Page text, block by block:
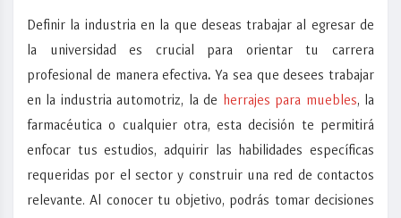
Definir la industria en la que deseas trabajar al egresar de
la universidad es crucial para orientar tu carrera
profesional de manera efectiva. Ya sea que desees trabajar
en la industria automotriz, la de
herrajes para muebles, la
farmacéutica o cualquier otra, esta decisión te permitirá
enfocar tus estudios, adquirir las habilidades específicas
requeridas por el sector y construir una red de contactos
relevante. Al conocer tu objetivo, podrás tomar decisiones